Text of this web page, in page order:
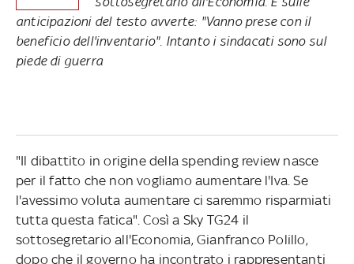
anticipazioni del testo avverte: "Vanno prese con il
beneficio dell'inventario". Intanto i sindacati sono sul
piede di guerra
"Il dibattito in origine della spending review nasce
per il fatto che non vogliamo aumentare l'Iva. Se
l'avessimo voluta aumentare ci saremmo risparmiati
tutta questa fatica". Così a Sky TG24 il
sottosegretario all'Economia, Gianfranco Polillo,
dopo che il governo ha incontrato i rappresentanti